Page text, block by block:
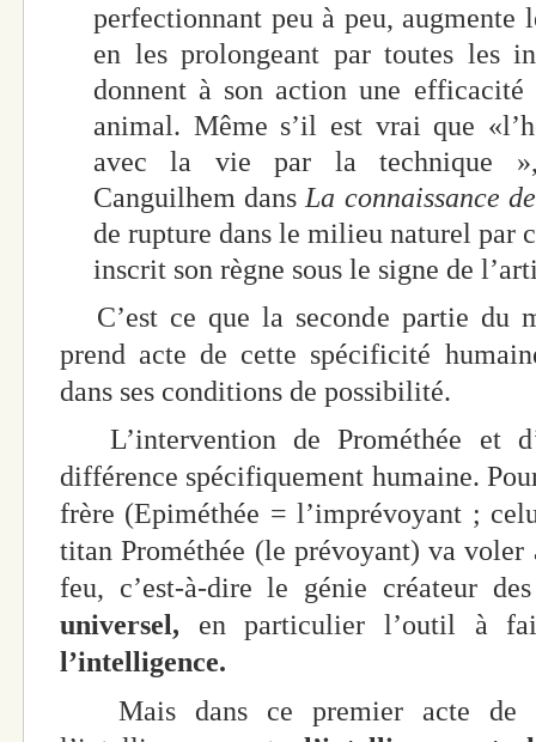
perfectionnant peu à peu, augmente
en les prolongeant par toutes les
donnent à son action une efficacité
animal. Même s’il est vrai que
avec la vie par la technique
Canguilhem dans La connaissance
de rupture dans le milieu naturel par
inscrit son règne sous le signe de
C’est ce que la seconde partie du
prend acte de cette spécificité
dans ses conditions de possibilité.
L’intervention de Prométhée et
différence spécifiquement humaine.
frère (Epiméthée = l’imprévoyant ;
titan Prométhée (le prévoyant) va voler
feu, c’est-à-dire le génie créateur
universel, en particulier l’outil à
l’intelligence.
Mais dans ce premier acte de